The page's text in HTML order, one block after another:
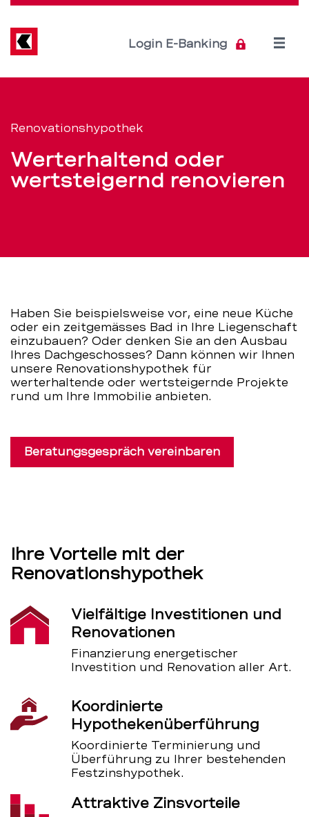
mit
der
Direkt
Inhalt
Login E-Banking
Open
Renovationshypothek
Werterhaltend oder
wertsteigernd renovieren
Haben Sie beispielsweise vor, eine neue Küche
oder ein zeitgemässes Bad in Ihre Liegenschaft
einzubauen? Oder denken Sie an den Ausbau
Ihres Dachgeschosses? Dann können wir Ihnen
unsere Renovationshypothek für
werterhaltende oder wertsteigernde Projekte
rund um Ihre Immobilie anbieten.
Beratungsgespräch vereinbaren
Ihre Vorteile mit der
Renovationshypothek
Vielfältige Investitionen und
Renovationen
Finanzierung energetischer
Investition und Renovation aller Art.
Koordinierte
Hypothekenüberführung
Koordinierte Terminierung und
Überführung zu Ihrer bestehenden
Festzinshypothek.
Attraktive Zinsvorteile